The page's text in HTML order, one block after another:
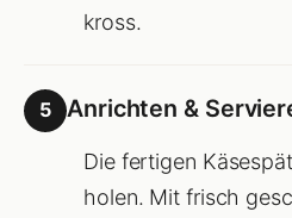
kross.
5 Anrichten &
Die fertigen
holen. Mit frisch